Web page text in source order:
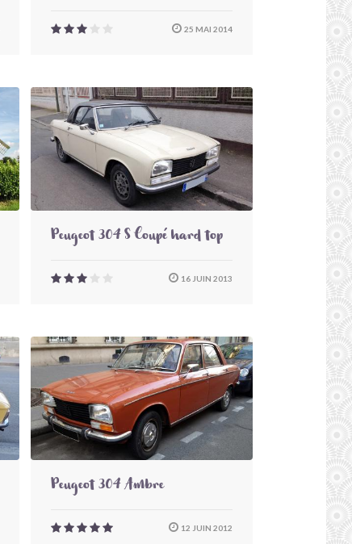
25 MAI 2014
Peugeot 304 S Coupé hard top
16 JUIN 2013
Peugeot 304 Ambre
12 JUIN 2012